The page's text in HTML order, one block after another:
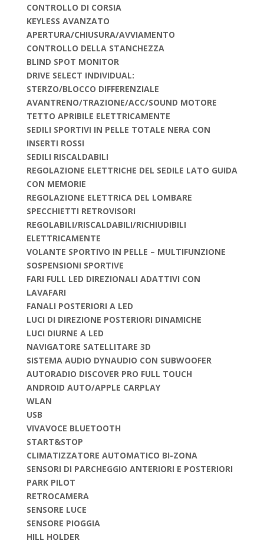
CONTROLLO DI CORSIA
KEYLESS AVANZATO
APERTURA/CHIUSURA/AVVIAMENTO
CONTROLLO DELLA STANCHEZZA
BLIND SPOT MONITOR
DRIVE SELECT INDIVIDUAL:
STERZO/BLOCCO DIFFERENZIALE
AVANTRENO/TRAZIONE/ACC/SOUND MOTORE
TETTO APRIBILE ELETTRICAMENTE
SEDILI SPORTIVI IN PELLE TOTALE NERA CON
INSERTI ROSSI
SEDILI RISCALDABILI
REGOLAZIONE ELETTRICHE DEL SEDILE LATO GUIDA
CON MEMORIE
REGOLAZIONE ELETTRICA DEL LOMBARE
SPECCHIETTI RETROVISORI
REGOLABILI/RISCALDABILI/RICHIUDIBILI
ELETTRICAMENTE
VOLANTE SPORTIVO IN PELLE – MULTIFUNZIONE
SOSPENSIONI SPORTIVE
FARI FULL LED DIREZIONALI ADATTIVI CON
LAVAFARI
FANALI POSTERIORI A LED
LUCI DI DIREZIONE POSTERIORI DINAMICHE
LUCI DIURNE A LED
NAVIGATORE SATELLITARE 3D
SISTEMA AUDIO DYNAUDIO CON SUBWOOFER
AUTORADIO DISCOVER PRO FULL TOUCH
ANDROID AUTO/APPLE CARPLAY
WLAN
USB
VIVAVOCE BLUETOOTH
START&STOP
CLIMATIZZATORE AUTOMATICO BI-ZONA
SENSORI DI PARCHEGGIO ANTERIORI E POSTERIORI
PARK PILOT
RETROCAMERA
SENSORE LUCE
SENSORE PIOGGIA
HILL HOLDER